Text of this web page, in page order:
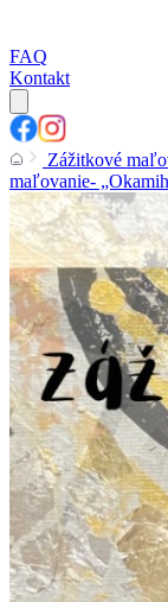
FAQ
Kontakt
Zážitkové
maľovanie-